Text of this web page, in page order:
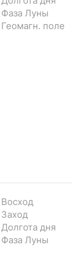
Фаза Луны
Геомагн. поле
Восход
Заход
Долгота дня
Фаза Луны